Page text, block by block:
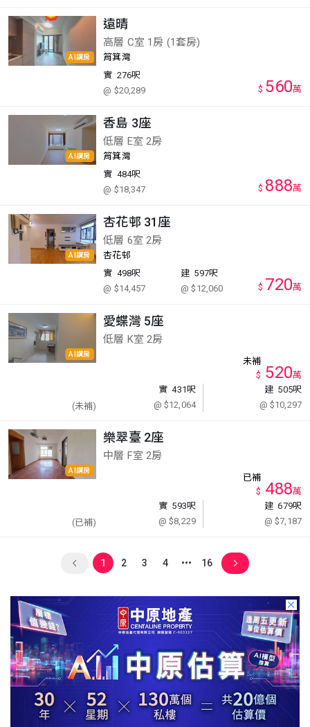
AI講房
遠晴
高層 C室 1房 (1套房)
筲箕灣
實 276呎
@ $20,289
$ 560萬
AI講房
香島 3座
低層 E室 2房
筲箕灣
實 484呎
@ $18,347
$ 888萬
AI講房
杏花邨 31座
低層 6室 2房
杏花邨
實 498呎
@ $14,457
建 597呎
@ $12,060
$ 720萬
AI講房
(未補)
愛蝶灣 5座
低層 K室 2房
實 431呎
@ $12,064
建 505呎
@ $10,297
未補
$ 520萬
AI講房
(已補)
樂翠臺 2座
中層 F室 2房
實 593呎
@ $8,229
建 679呎
@ $7,187
已補
$ 488萬
1 2 3 4 16